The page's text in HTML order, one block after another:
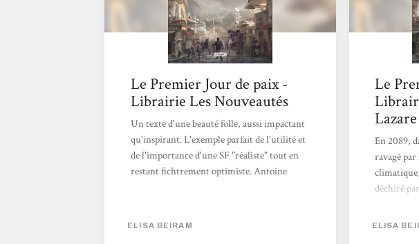
Le Premier Jour de paix -
Librairie Les Nouveautés
Un texte d'une beauté folle, aussi impactant
qu'inspirant. L'exemple parfait de l'utilité et
de l'importance d'une SF "réaliste" tout en
restant fichtrement optimiste. Antoine
ELISA BEIRAM
Le
Lazare
En 2089,
ravagé
déchiré
résoudre
ELISA